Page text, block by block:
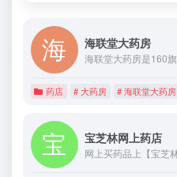
海联堂大药房
药店 # 大药房 # 海联堂大药房
宝芝林网上药店